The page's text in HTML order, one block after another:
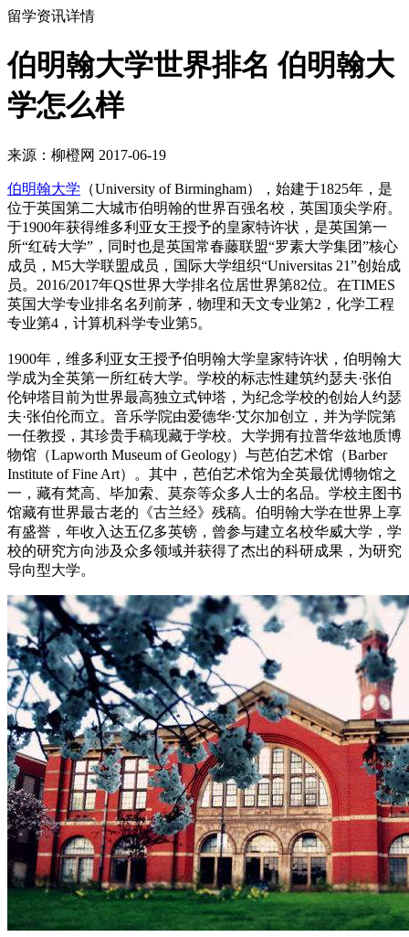
留学资讯详情
伯明翰大学世界排名 伯明翰大
学怎么样
来源：柳橙网 2017-06-19
伯明翰大学 （University of Birmingham），始建于1825年，是
位于英国第二大城市伯明翰的世界百强名校，英国顶尖学府。
于1900年获得维多利亚女王授予的皇家特许状，是英国第一
所“红砖大学”，同时也是英国常春藤联盟“罗素大学集团”核心
成员，M5大学联盟成员，国际大学组织“Universitas 21”创始成
员。2016/2017年QS世界大学排名位居世界第82位。在TIMES
英国大学专业排名名列前茅，物理和天文专业第2，化学工程
专业第4，计算机科学专业第5。
1900年，维多利亚女王授予伯明翰大学皇家特许状，伯明翰大
学成为全英第一所红砖大学。学校的标志性建筑约瑟夫·张伯
伦钟塔目前为世界最高独立式钟塔，为纪念学校的创始人约瑟
夫·张伯伦而立。音乐学院由爱德华·艾尔加创立，并为学院第
一任教授，其珍贵手稿现藏于学校。大学拥有拉普华兹地质博
物馆（Lapworth Museum of Geology）与芭伯艺术馆（Barber
Institute of Fine Art）。其中，芭伯艺术馆为全英最优博物馆之
一，藏有梵高、毕加索、莫奈等众多人士的名品。学校主图书
馆藏有世界最古老的《古兰经》残稿。伯明翰大学在世界上享
有盛誉，年收入达五亿多英镑，曾参与建立名校华威大学，学
校的研究方向涉及众多领域并获得了杰出的科研成果，为研究
导向型大学。